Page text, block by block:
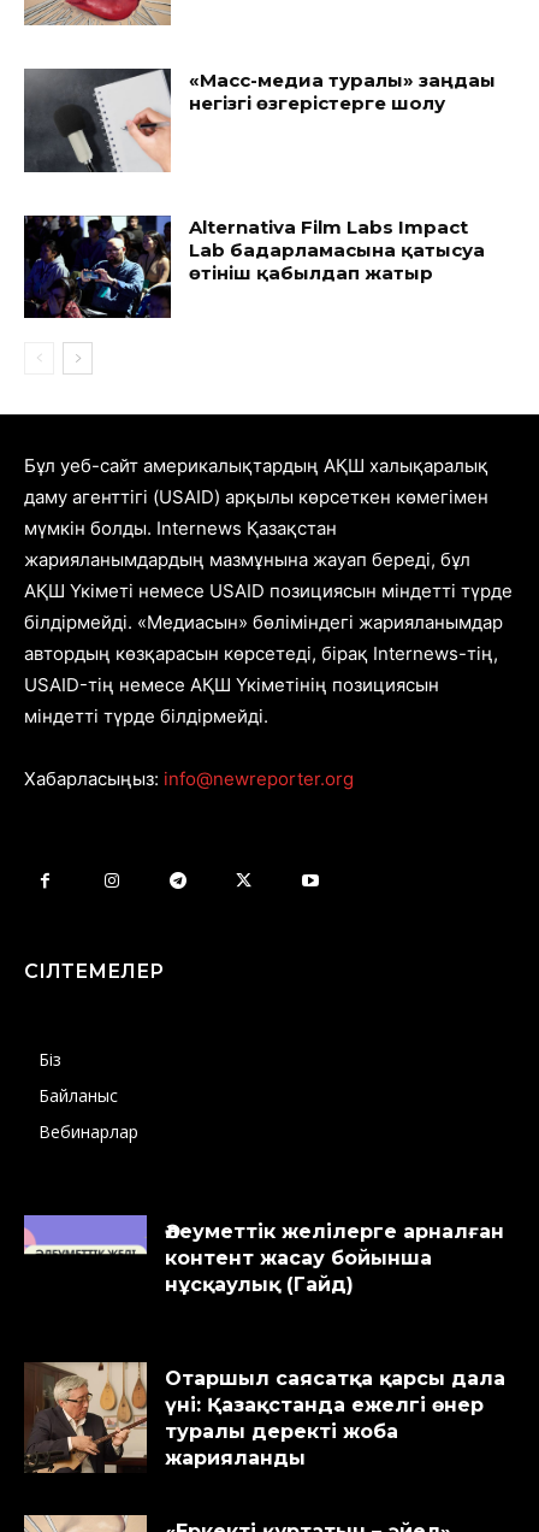
«Масс-медиа туралы» заңдағы
негізгі өзгерістерге шолу
Alternativa Film Labs Impact
Lab бағдарламасына қатысуға
өтініш қабылдап жатыр
Бұл уеб-сайт америкалықтардың АҚШ халықаралық
даму агенттігі (USAID) арқылы көрсеткен көмегімен
мүмкін болды. Internews Қазақстан
жарияланымдардың мазмұнына жауап береді, бұл
АҚШ Үкіметі немесе USAID позициясын міндетті түрде
білдірмейді. «Медиасын» бөліміндегі жарияланымдар
автордың көзқарасын көрсетеді, бірақ Internews-тің,
USAID-тің немесе АҚШ Үкіметінің позициясын
міндетті түрде білдірмейді.
Хабарласыңыз: info@newreporter.org
СІЛТЕМЕЛЕР
Біз
Байланыс
Вебинарлар
Әлеуметтік желілерге арналған
контент жасау бойынша
нұсқаулық (Гайд)
Отаршыл саясатқа қарсы дала
үні: Қазақстанда ежелгі өнер
туралы деректі жоба
жарияланды